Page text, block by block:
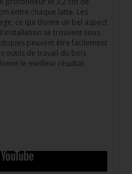
entre chaque latte. Les
ce qui donne un bel aspect
se trouvent sous
peuvent être facilement
outils de travail du bois
le meilleur résultat.